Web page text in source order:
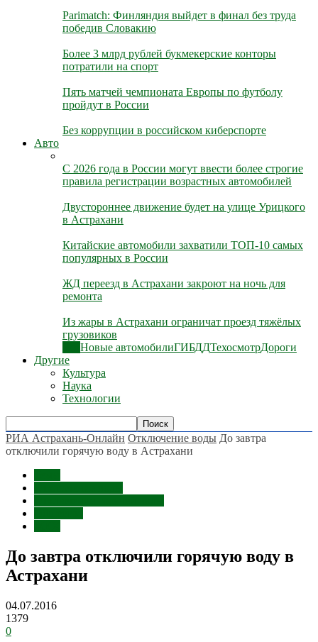
Parimatch: Финляндия выйдет в финал без труда
победив Словакию
Более 3 млрд рублей букмекерские конторы
потратили на спорт
Пять матчей чемпионата Европы по футболу
пройдут в России
Без коррупции в российском киберспорте
Авто
С 2026 года в России могут ввести более строгие
правила регистрации возрастных автомобилей
Двустороннее движение будет на улице Урицкого
в Астрахани
Китайские автомобили захватили ТОП-10 самых
популярных в России
ЖД переезд в Астрахани закроют на ночь для
ремонта
Из жары в Астрахани ограничат проезд тяжёлых
грузовиков
Новые автомобилиГИБДДТехосмотрДороги
Другие
Культура
Наука
Технологии
РИА Астрахань-Онлайн Отключение воды До завтра
отключили горячую воду в Астрахани
До завтра отключили горячую воду в
Астрахани
04.07.2016
1379
0